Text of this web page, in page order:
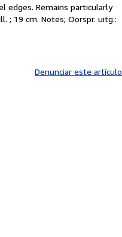
edges. Remains particularly
; 19 cm. Notes; Oorspr. uitg.:
Denunciar este artículo